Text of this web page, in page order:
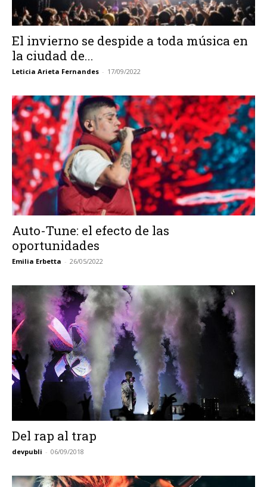
El invierno se despide a toda música en
la ciudad de...
Leticia Arieta Fernandes - 17/09/2022
Auto-Tune: el efecto de las
oportunidades
Emilia Erbetta - 26/05/2022
Del rap al trap
devpubli - 06/09/2018